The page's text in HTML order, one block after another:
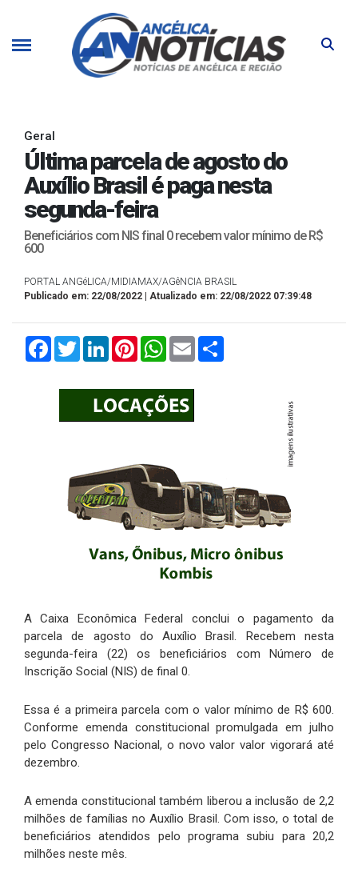
Geral
Última parcela de agosto do
Auxílio Brasil é paga nesta
segunda-feira
Beneficiários com NIS final 0 recebem valor mínimo de R$
600
PORTAL ANGéLICA/MIDIAMAX/AGêNCIA BRASIL
Publicado em: 22/08/2022 | Atualizado em: 22/08/2022 07:39:48
FacebookTwitterLinkedInPinterestWhatsApp
Email
A Caixa Econômica Federal conclui o pagamento da
parcela de agosto do Auxílio Brasil. Recebem nesta
segunda-feira (22) os beneficiários com Número de
Inscrição Social (NIS) de final 0.
Essa é a primeira parcela com o valor mínimo de R$ 600.
Conforme emenda constitucional promulgada em julho
pelo Congresso Nacional, o novo valor valor vigorará até
dezembro.
A emenda constitucional também liberou a inclusão de 2,2
milhões de famílias no Auxílio Brasil. Com isso, o total de
beneficiários atendidos pelo programa subiu para 20,2
milhões neste mês.